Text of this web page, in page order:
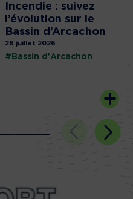
Incendie : suivez
l’évolution sur le
Bassin d’Arcachon
26 juillet 2026
#Bassin d'Arcachon